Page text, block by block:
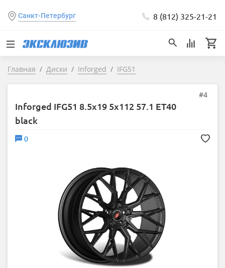
Санкт-Петербург 8 (812) 325-21-21
Главная Диски Inforged IFG51
#4
Inforged IFG51 8.5x19 5x112 57.1 ET40
black
0